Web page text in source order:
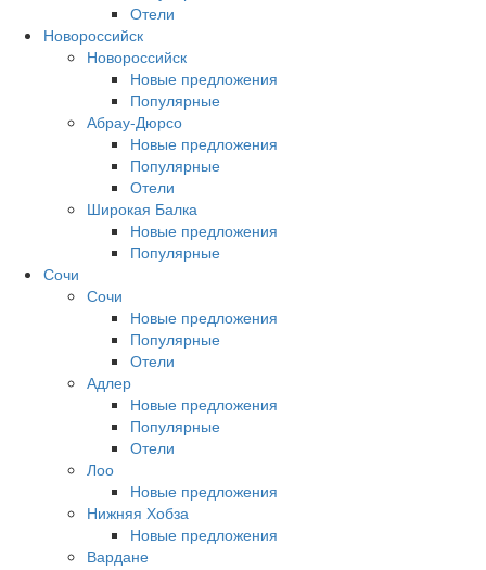
Отели
Новороссийск
Новороссийск
Новые предложения
Популярные
Абрау-Дюрсо
Новые предложения
Популярные
Отели
Широкая Балка
Новые предложения
Популярные
Сочи
Сочи
Новые предложения
Популярные
Отели
Адлер
Новые предложения
Популярные
Отели
Лоо
Новые предложения
Нижняя Хобза
Новые предложения
Вардане